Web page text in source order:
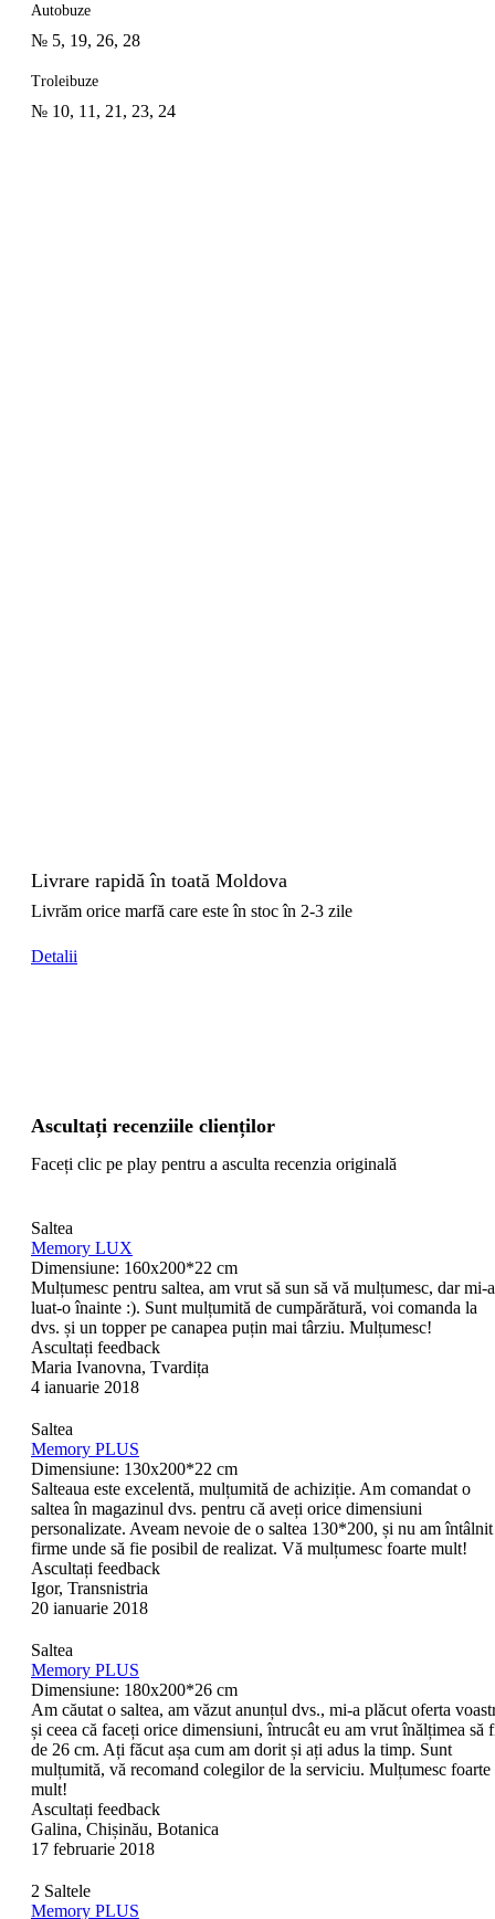
Autobuze
№ 5, 19, 26, 28
Troleibuze
№ 10, 11, 21, 23, 24
Livrare rapidă în toată Moldova
Livrăm orice marfă care este în stoc în 2-3 zile
Detalii
Ascultați recenziile clienților
Faceți clic pe play pentru a asculta recenzia originală
Saltea
Memory LUX
Dimensiune: 160x200*22 cm
Mulțumesc pentru saltea, am vrut să sun să vă mulțumesc, dar mi-
luat-o înainte :). Sunt mulțumită de cumpărătură, voi comanda la
dvs. și un topper pe canapea puțin mai târziu. Mulțumesc!
Ascultați feedback
Maria Ivanovna, Tvardița
4 ianuarie 2018
Saltea
Memory PLUS
Dimensiune: 130х200*22 cm
Salteaua este excelentă, mulțumită de achiziție. Am comandat o
saltea în magazinul dvs. pentru că aveți orice dimensiuni
personalizate. Aveam nevoie de o saltea 130*200, și nu am întâlnit
firme unde să fie posibil de realizat. Vă mulțumesc foarte mult!
Ascultați feedback
Igor, Transnistria
20 ianuarie 2018
Saltea
Memory PLUS
Dimensiune: 180x200*26 cm
Am căutat o saltea, am văzut anunțul dvs., mi-a plăcut oferta
și ceea că faceți orice dimensiuni, întrucât eu am vrut înălțimea să
de 26 cm. Ați făcut așa cum am dorit și ați adus la timp. Sunt
mulțumită, vă recomand colegilor de la serviciu. Mulțumesc foarte
mult!
Ascultați feedback
Galina, Chișinău, Botanica
17 februarie 2018
2 Saltele
Memory PLUS